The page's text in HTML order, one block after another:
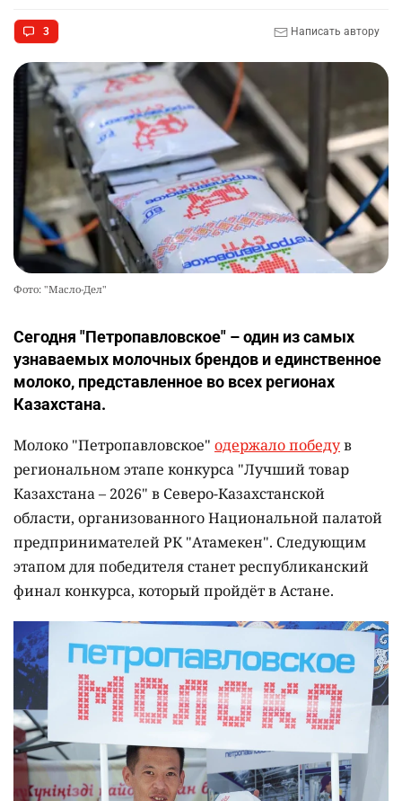
3 Написать автору
Фото: "Масло-Дел"
Сегодня "Петропавловское" – один из самых
узнаваемых молочных брендов и единственное
молоко, представленное во всех регионах
Казахстана.
Молоко "Петропавловское" одержало победув
региональном этапе конкурса "Лучший товар
Казахстана – 2026" в Северо-Казахстанской
области, организованного Национальной палатой
предпринимателей РК "Атамекен". Следующим
этапом для победителя станет республиканский
финал конкурса, который пройдёт в Астане.